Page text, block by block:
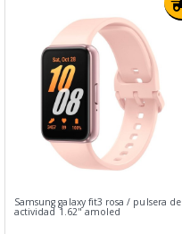
Samsung galaxy fit3 rosa / pulsera de
actividad 1.62" amoled